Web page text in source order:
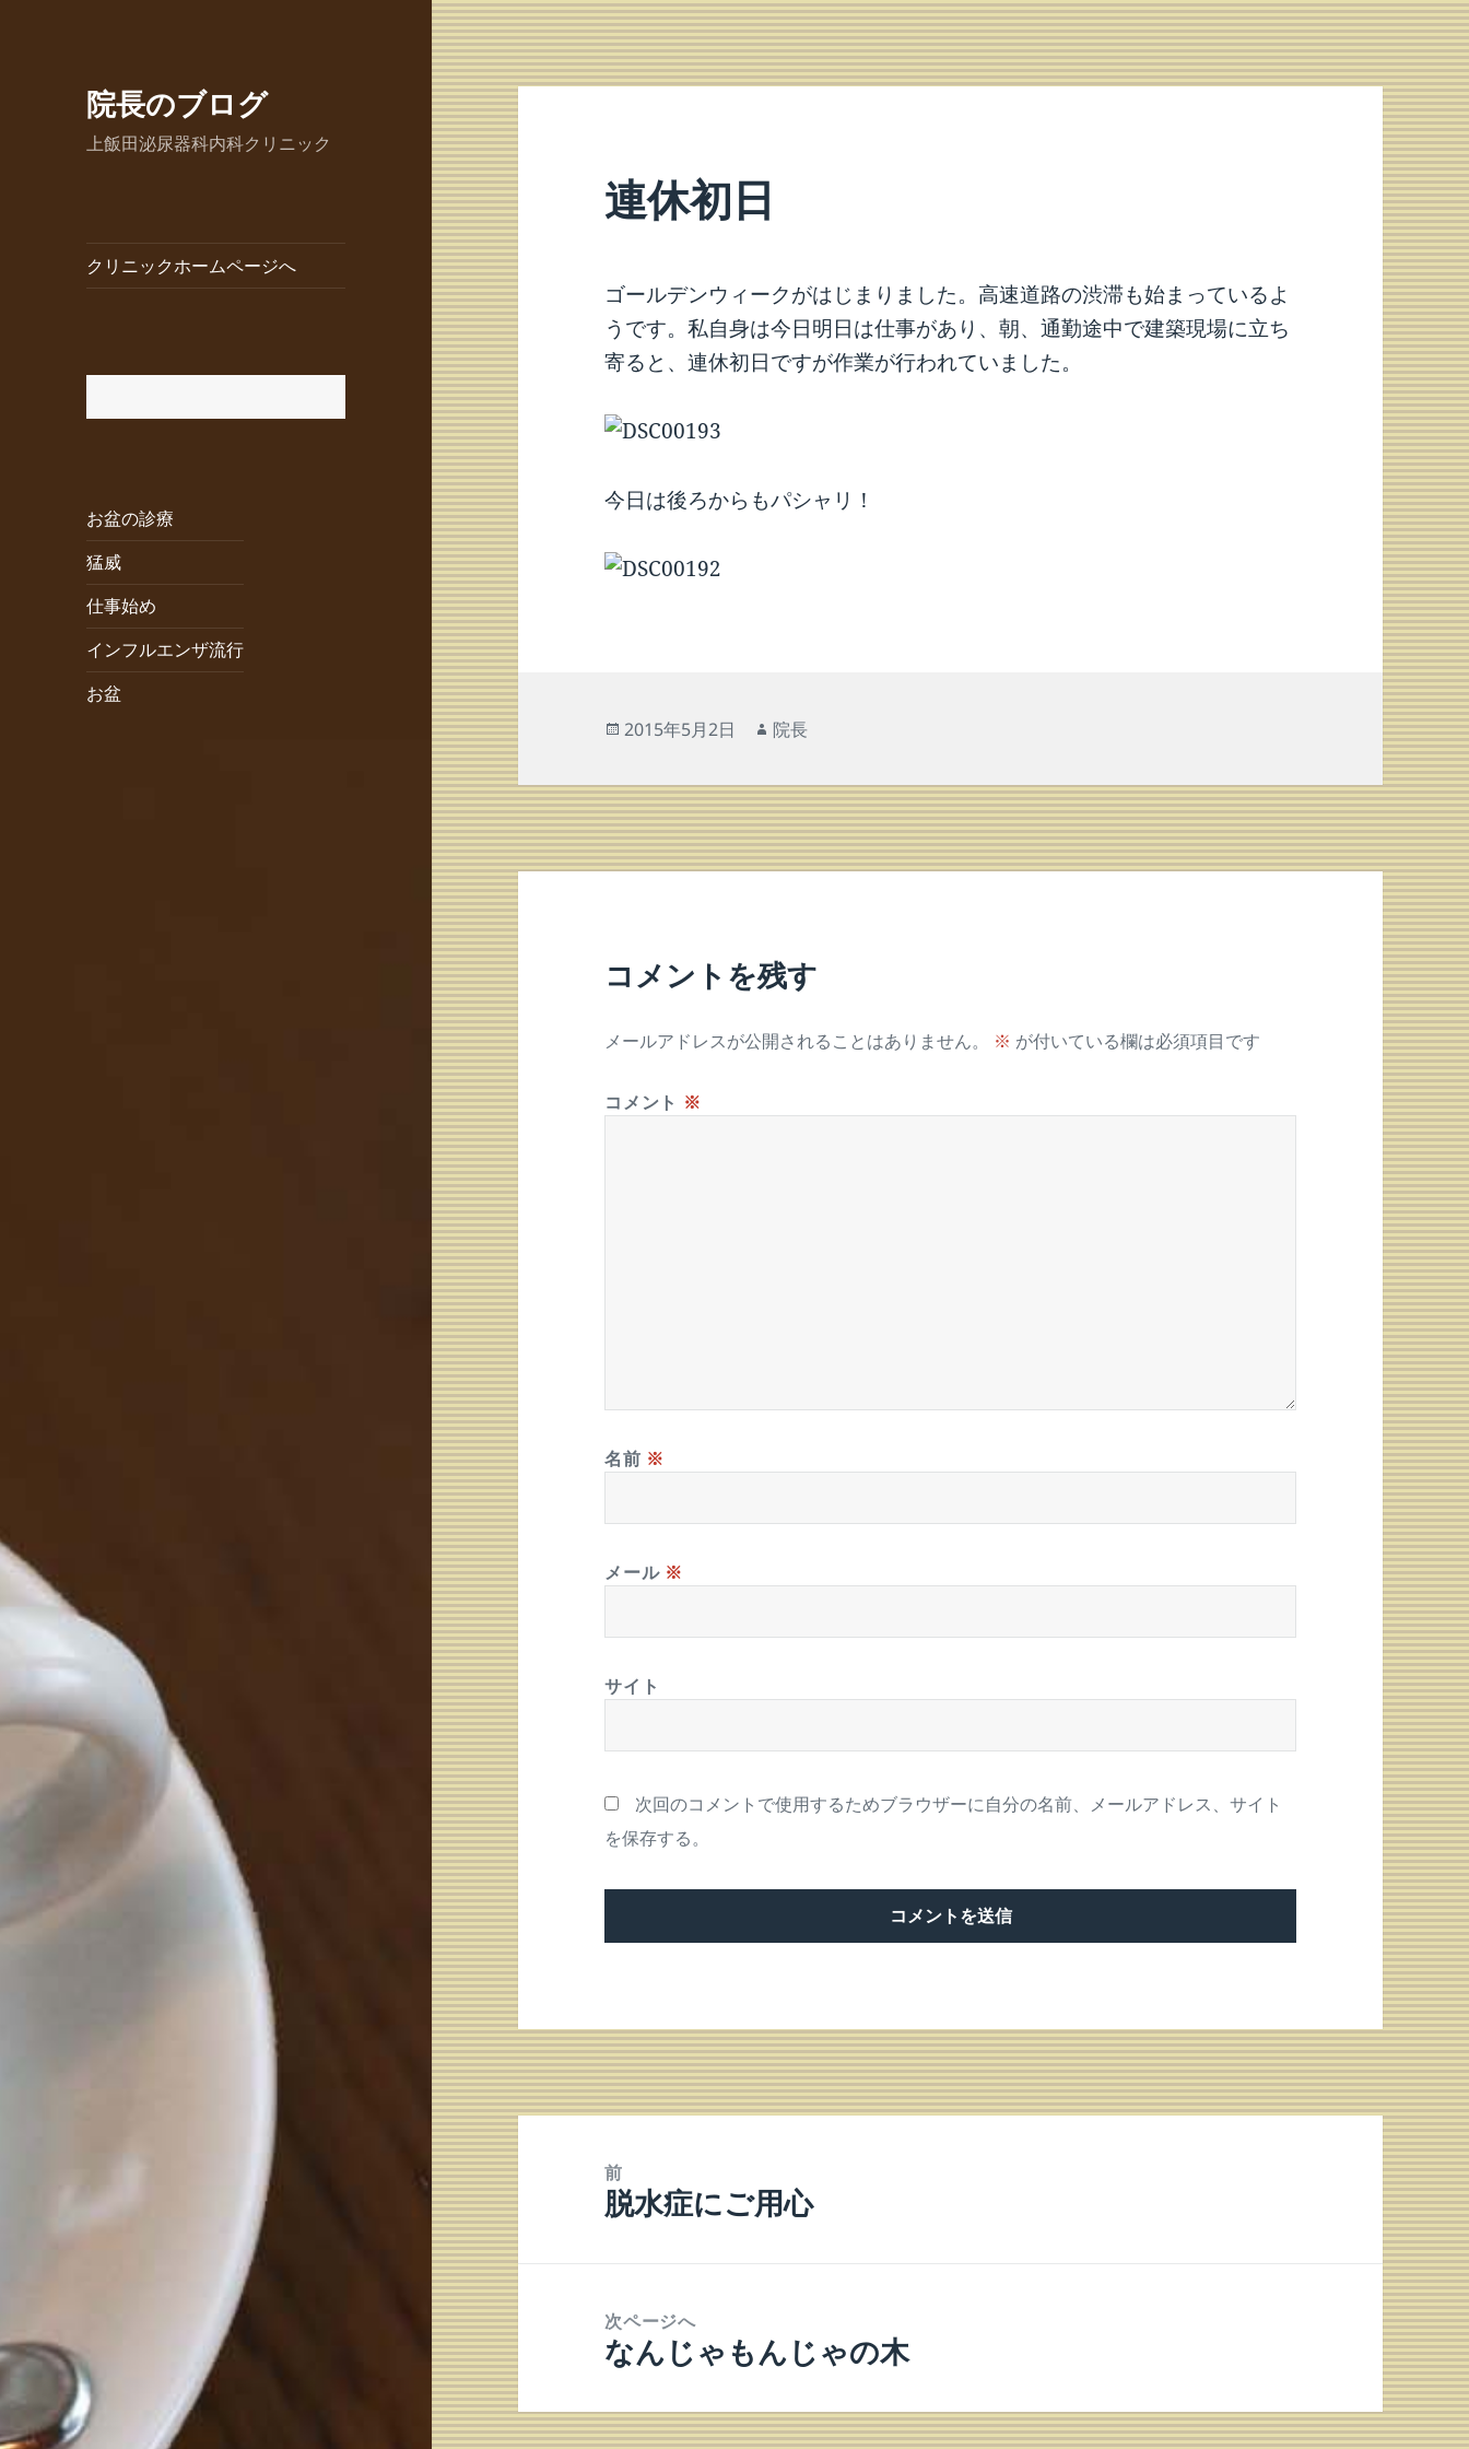
院長のブログ
上飯田泌尿器科内科クリニック
クリニックホームページへ
索
お盆の診療
猛威
仕事始め
インフルエンザ流行
お盆
連休初日
ゴールデンウィークがはじまりました。高速道路の渋滞も始まっているよ
うです。私自身は今日明日は仕事があり、朝、通勤途中で建築現場に立ち
寄ると、連休初日ですが作業が行われていました。
今日は後ろからもパシャリ！
投
日:
2015年5月2日
作
者
院長
コメントを残す
メールアドレスが公開されることはありません。 ※ が付いている欄は必須項目です
コメント ※
名前 ※
メール ※
サイト
次回のコメントで使用するためブラウザーに自分の名前、メールアドレス、サイト
を保存する。
投
稿
ナ
ビ
ゲ
ー
シ
ョ
ン
前
前
脱水症にご用心
次ページへ
次
投
なんじゃもんじゃの木